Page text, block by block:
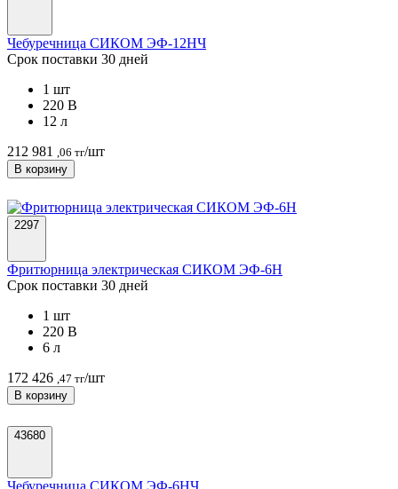
Чебуречница СИКОМ ЭФ-12HЧ
Срок поставки 30 дней
1 шт
220 В
12 л
212 981
,06 тг/шт
В корзину
2297
Фритюрница электрическая СИКОМ ЭФ-6H
Срок поставки 30 дней
1 шт
220 В
6 л
172 426 ,47 тг/шт
В корзину
43680
Чебуречница СИКОМ ЭФ-6HЧ